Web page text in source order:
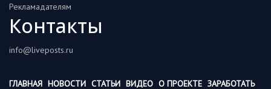
Рекламадателям
Контакты
info@liveposts.ru
ГЛАВНАЯ НОВОСТИ СТАТЬИ ВИДЕО О ПРОЕКТЕ ЗАРАБОТАТЬ